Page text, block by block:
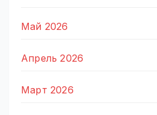
Май 2026
Апрель 2026
Март 2026